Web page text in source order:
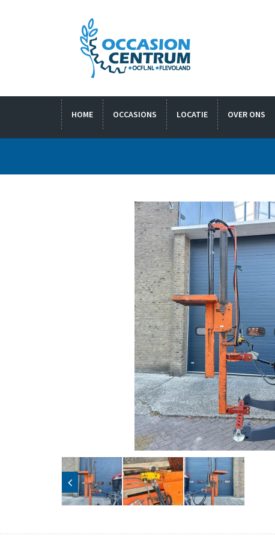
HOME OCCASIONS LOCATIE OVER ONS